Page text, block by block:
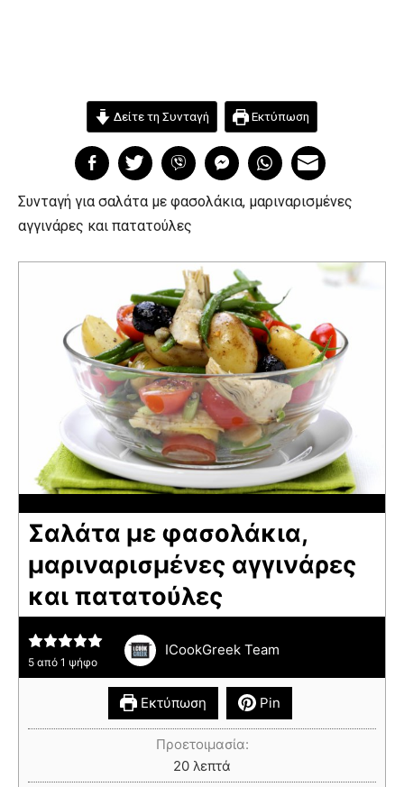
Δείτε τη Συνταγή Εκτύπωση
Συνταγή για σαλάτα με φασολάκια, μαριναρισμένες
αγγινάρες και πατατούλες
Σαλάτα με φασολάκια,
μαριναρισμένες αγγινάρες
και πατατούλες
5 από 1 ψήφο
ICookGreek Team
Εκτύπωση Pin
Προετοιμασία:
20 λεπτά